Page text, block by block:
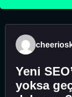
Yeni
yoksa